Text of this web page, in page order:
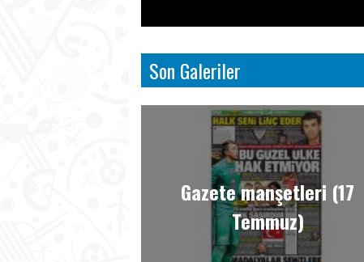
Son Galeriler
Gazete manşetleri (17
Temmuz)